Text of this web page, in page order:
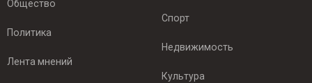
Общество
Политика
Лента мнений
Спорт
Недвижимость
Культура